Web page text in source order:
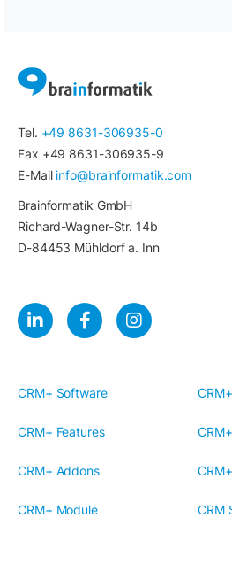
Tel. +49 8631-306935-0
Fax +49 8631-306935-9
E-Mail info@brainformatik.com
Brainformatik GmbH
Richard-Wagner-Str. 14b
D-84453 Mühldorf a. Inn
CRM+ Software
CRM+ Features
CRM+ Addons
CRM+ Module CRM